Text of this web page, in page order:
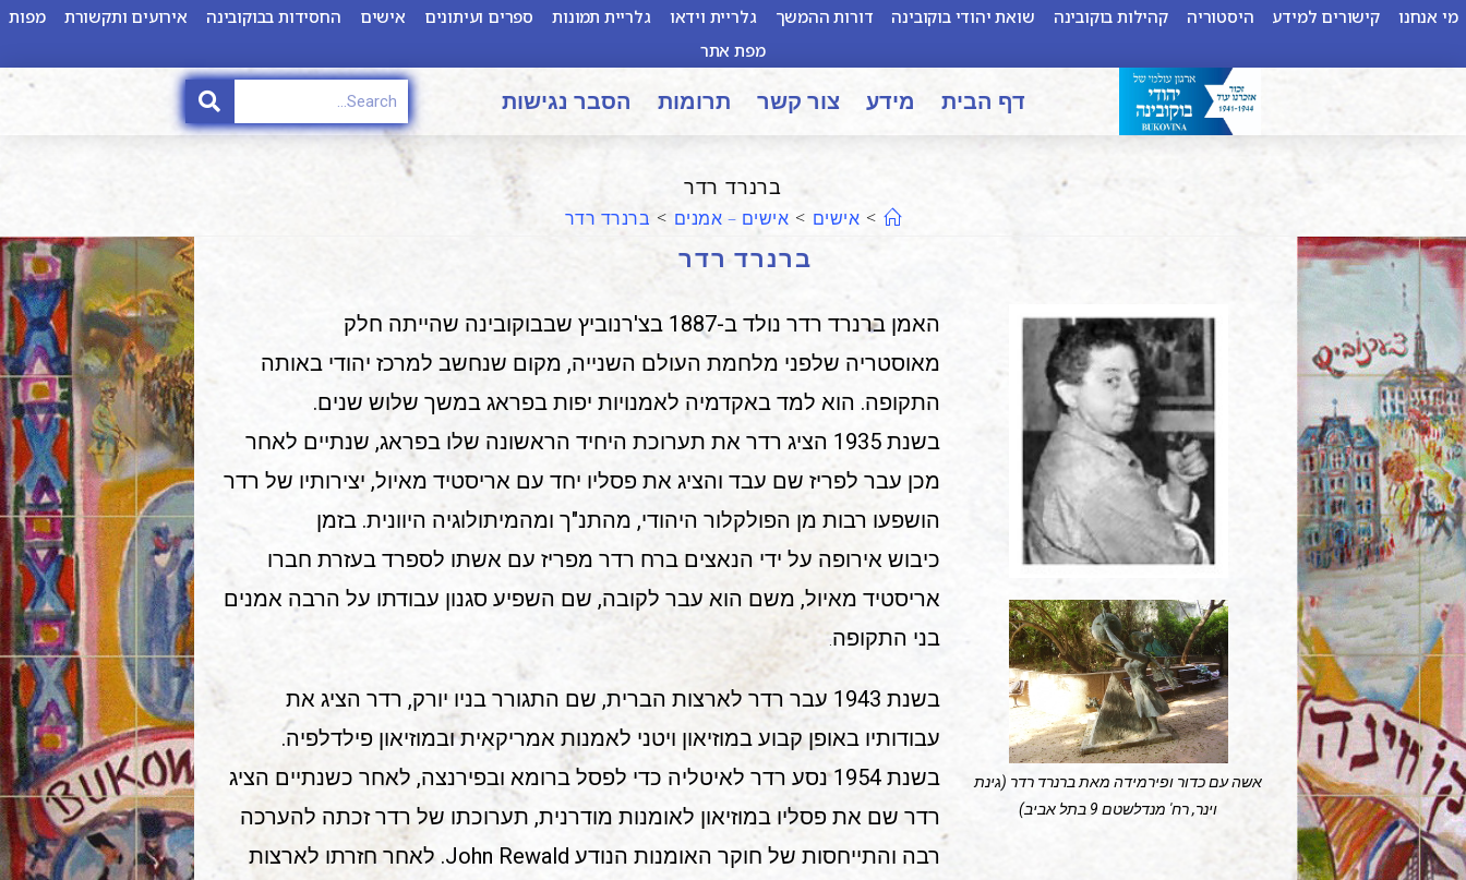
מי אנחנו קישורים למידע היסטוריה קהילות בוקובינה שואת יהודי בוקובינה דורות ההמשך גלריית וידאו גלריית תמונות ספרים ועיתונים אישים החסידות בבוקובינה אירועים ותקשורת
מפות
מפת אתר
דף הבית מידע צור קשר תרומות הסבר נגישות
ברנרד רדר​
> אישים > אישים – אמנים > ברנרד רדר​
ברנרד רדר​
אשה עם כדור ופירמידה מאת ברנרד רדר (גינת
וינר, רח' מנדלשטם 9 בתל אביב)
האמן ברנרד רדר נולד ב-1887 בצ'רנוביץ שבבוקובינה שהייתה חלק
מאוסטריה שלפני מלחמת העולם השנייה, מקום שנחשב למרכז יהודי באותה
התקופה. הוא למד באקדמיה לאמנויות יפות בפראג במשך שלוש שנים.
בשנת 1935 הציג רדר את תערוכת היחיד הראשונה שלו בפראג, שנתיים לאחר
מכן עבר לפריז שם עבד והציג את פסליו יחד עם אריסטיד מאיול, יצירותיו של רדר
הושפעו רבות מן הפולקלור היהודי, מהתנ"ך ומהמיתולוגיה היוונית. בזמן
כיבוש אירופה על ידי הנאצים ברח רדר מפריז עם אשתו לספרד בעזרת חברו
אריסטיד מאיול, משם הוא עבר לקובה, שם השפיע סגנון עבודתו על הרבה אמנים
בני התקופה .
בשנת 1943 עבר רדר לארצות הברית, שם התגורר בניו יורק, רדר הציג את
עבודותיו באופן קבוע במוזיאון ויטני לאמנות אמריקאית ובמוזיאון פילדלפיה.
בשנת 1954 נסע רדר לאיטליה כדי לפסל ברומא ובפירנצה, לאחר כשנתיים הציג
רדר שם את פסליו במוזיאון לאומנות מודרנית, תערוכתו של רדר זכתה להערכה
רבה והתייחסות של חוקר האומנות הנודע John Rewald. לאחר חזרתו לארצות